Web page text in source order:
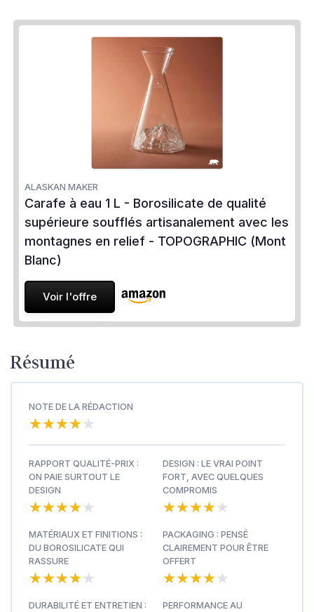
ALASKAN MAKER
Carafe à eau 1 L - Borosilicate de qualité
supérieure soufflés artisanalement avec les
montagnes en relief - TOPOGRAPHIC (Mont
Blanc)
Voir l'offre
Résumé
NOTE DE LA RÉDACTION
★★★★★
★★★★★
RAPPORT QUALITÉ-PRIX :
ON PAIE SURTOUT LE
DESIGN
★★★★★
★★★★★
DESIGN : LE VRAI POINT
FORT, AVEC QUELQUES
COMPROMIS
★★★★★
★★★★★
MATÉRIAUX ET FINITIONS :
DU BOROSILICATE QUI
RASSURE
★★★★★
★★★★★
PACKAGING : PENSÉ
CLAIREMENT POUR ÊTRE
OFFERT
★★★★★
★★★★★
DURABILITÉ ET ENTRETIEN :
PERFORMANCE AU